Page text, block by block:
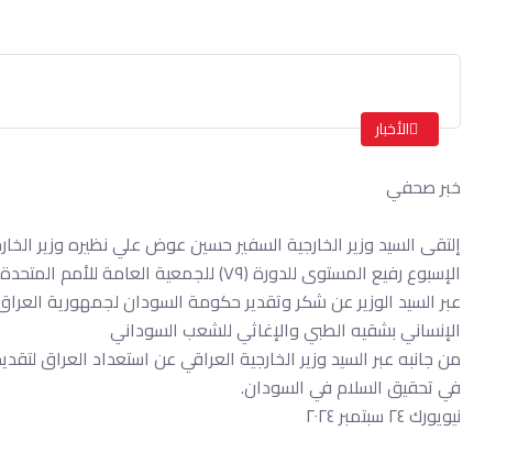
الأخبار
خبر صحفي
إلتقى السيد وزير الخارجية السفير حسين عوض علي نظيره وزير
الإسبوع رفيع المستوى للدورة (٧٩) للجمعية العامة للأمم المتحدة
عبر السيد الوزير عن شكر وتقدير حكومة السودان لجمهورية
الإنساني بشقيه الطبي والإغاثي للشعب السوداني
من جانبه عبر السيد وزير الخارجية العراقي عن استعداد العراق
في تحقيق السلام في السودان.
نيويورك ٢٤ سبتمبر ٢٠٢٤